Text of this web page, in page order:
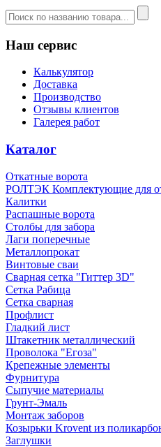
Наш сервис
Калькулятор
Доставка
Производство
Отзывы клиентов
Галерея работ
Каталог
Откатные ворота
РОЛТЭК Комплектующие для
Калитки
Распашные ворота
Столбы для забора
Лаги поперечные
Металлопрокат
Винтовые сваи
Сварная сетка "Гиттер 3D"
Сетка Рабица
Сетка сварная
Профлист
Гладкий лист
Штакетник металлический
Проволока "Егоза"
Крепежные элементы
Фурнитура
Сыпучие материалы
Грунт-Эмаль
Монтаж заборов
Козырьки Krovent из
Заглушки